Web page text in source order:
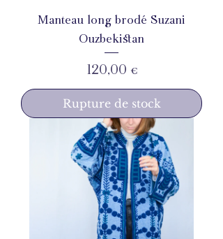
Manteau long brodé Suzani
Ouzbekistan
Prix
120,00 €
Rupture de stock